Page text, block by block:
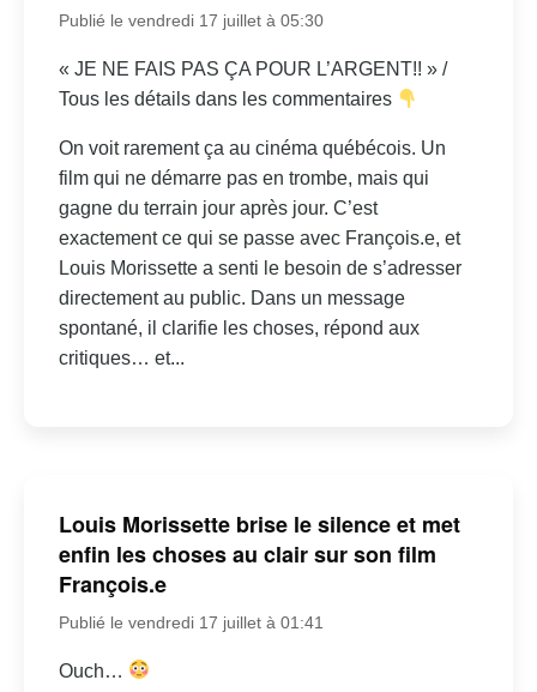
Publié le vendredi 17 juillet à 05:30
« JE NE FAIS PAS ÇA POUR L’ARGENT!! » /
Tous les détails dans les commentaires
On voit rarement ça au cinéma québécois. Un
film qui ne démarre pas en trombe, mais qui
gagne du terrain jour après jour. C’est
exactement ce qui se passe avec François.e, et
Louis Morissette a senti le besoin de s’adresser
directement au public. Dans un message
spontané, il clarifie les choses, répond aux
critiques… et...
Louis Morissette brise le silence et met
enfin les choses au clair sur son film
François.e
Publié le vendredi 17 juillet à 01:41
Ouch…